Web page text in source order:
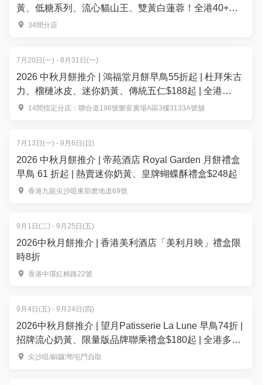
黃、低糖系列、流心貓山王、雙黃白蓮蓉！全港40+換
領點34間分店
7月20日(一) - 8月31日(一)
2026 中秋月餅推介 | 鴻福堂月餅早鳥55折起 | 杜拜朱古
力、榴槤冰皮、迷你奶黃、傳統五仁$188起 | 全港
14+分店換領
14間指定分店：聯合道198號樂富廣場A區3樓3133A號舖
7月13日(一) - 9月6日(日)
2026 中秋月餅推介 | 帝苑酒店 Royal Garden 月餅禮盒
早鳥 61 折起 | 熱賣迷你奶黃、皇牌蝴蝶酥禮盒$248起
香港九龍尖沙咀東部麽地道69號
9月1日(二) - 9月25日(五)
2026中秋月餅推介 | 香港美利酒店「美利月映」禮盒限
時8折
香港中環紅棉路22號
9月4日(五) - 9月24日(四)
2026中秋月餅推介 | 望月Patisserie La Lune 早鳥74折 |
招牌流心奶黃、限量版品牌聯乘禮盒$180起 | 全港多區
便利換領
尖沙咀/銅鑼灣/屯門自取